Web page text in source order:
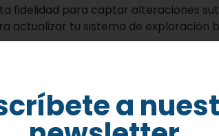
fidelidad para captar alteraciones
actualizar tu sistema de exploración
de hendidura
Por lo tanto, la
dispositivo ofrece un rendimiento
a